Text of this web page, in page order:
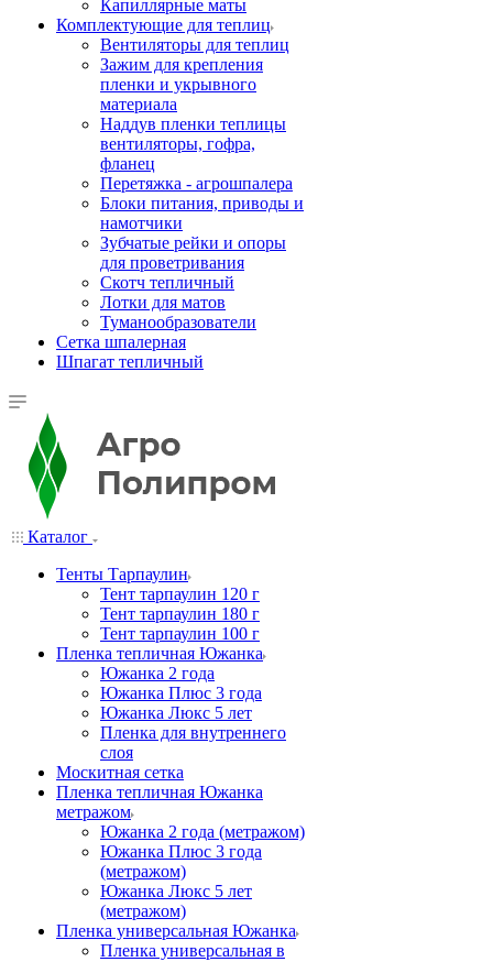
Капиллярные маты
Комплектующие для теплиц
Вентиляторы для теплиц
Зажим для крепления
пленки и укрывного
материала
Наддув пленки теплицы
вентиляторы, гофра,
фланец
Перетяжка - агрошпалера
Блоки питания, приводы и
намотчики
Зубчатые рейки и опоры
для проветривания
Скотч тепличный
Лотки для матов
Туманообразователи
Сетка шпалерная
Шпагат тепличный
Каталог
Тенты Тарпаулин
Тент тарпаулин 120 г
Тент тарпаулин 180 г
Тент тарпаулин 100 г
Пленка тепличная Южанка
Южанка 2 года
Южанка Плюс 3 года
Южанка Люкс 5 лет
Пленка для внутреннего
слоя
Москитная сетка
Пленка тепличная Южанка
метражом
Южанка 2 года (метражом)
Южанка Плюс 3 года
(метражом)
Южанка Люкс 5 лет
(метражом)
Пленка универсальная Южанка
Пленка универсальная в